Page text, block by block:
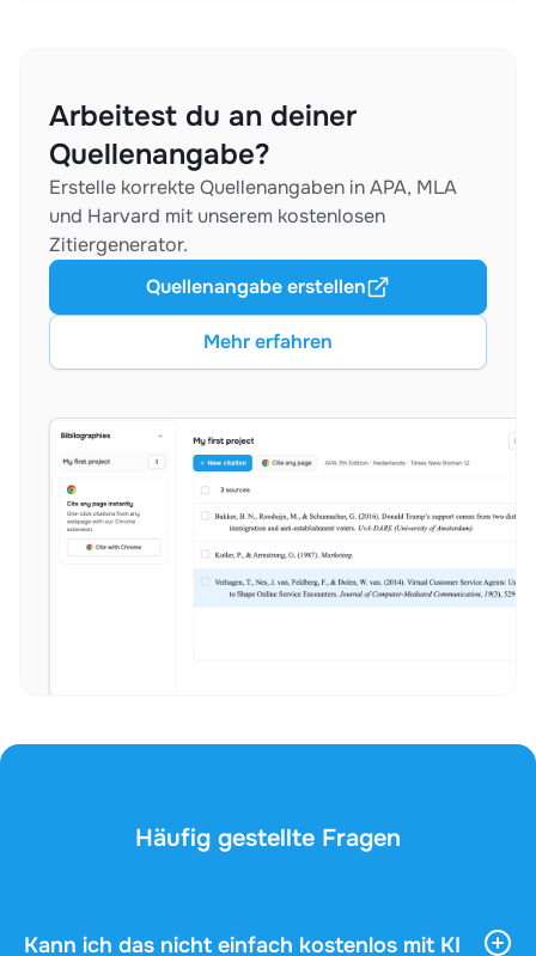
Arbeitest du an deiner
Quellenangabe?
Erstelle korrekte Quellenangaben in APA, MLA
und Harvard mit unserem kostenlosen
Zitiergenerator.
Mehr erfahren
Quellenangabe erstellen
Häufig gestellte Fragen
Kann ich das nicht einfach kostenlos mit KI